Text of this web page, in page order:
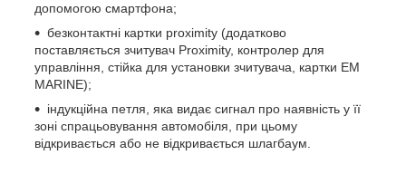
допомогою смартфона;
безконтактні картки proximity (додатково
поставляється зчитувач Proximity, контролер для
управління, стійка для установки зчитувача, картки EM
MARINE);
індукційна петля, яка видає сигнал про наявність у її
зоні спрацьовування автомобіля, при цьому
відкривається або не відкривається шлагбаум.